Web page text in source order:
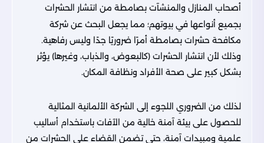
أصحاب المنازل والمنشآت بصامطة من انتشار الحشرات
بجميع أنواعها في بيوتهم؛ مما يجعل البحث عن شركة
مكافحة حشرات بصامطة أمرًا ضروريًا جدًا وليس رفاهية.
وذلك لأن انتشار الحشرات (كالبعوض، والذباب، وغيرها) يؤثر
بشكل كبير على صحة الأفراد ونظافة المكان.
لذلك من الضروري اللجوء إلى الشركة الألمانية المثالية
للحصول على بيئة آمنة خالية من الآفات باستخدام أساليب
علمية ومبيدات آمنة، حتى تضمن القضاء على الحشرات من